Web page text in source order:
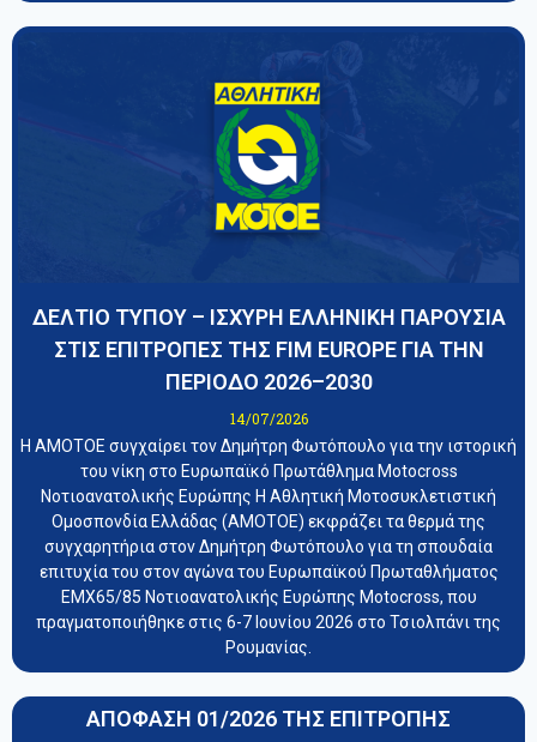
ΔΕΛΤΙΟ ΤΥΠΟΥ – ΙΣΧΥΡΗ ΕΛΛΗΝΙΚΗ ΠΑΡΟΥΣΙΑ
ΣΤΙΣ ΕΠΙΤΡΟΠΕΣ ΤΗΣ FIM EUROPE ΓΙΑ ΤΗΝ
ΠΕΡΙΟΔΟ 2026–2030
14/07/2026
Η ΑΜΟΤΟΕ συγχαίρει τον Δημήτρη Φωτόπουλο για την ιστορική
του νίκη στο Ευρωπαϊκό Πρωτάθλημα Motocross
Νοτιοανατολικής Ευρώπης Η Αθλητική Μοτοσυκλετιστική
Ομοσπονδία Ελλάδας (ΑΜΟΤΟΕ) εκφράζει τα θερμά της
συγχαρητήρια στον Δημήτρη Φωτόπουλο για τη σπουδαία
επιτυχία του στον αγώνα του Ευρωπαϊκού Πρωταθλήματος
EMX65/85 Νοτιοανατολικής Ευρώπης Motocross, που
πραγματοποιήθηκε στις 6-7 Ιουνίου 2026 στο Τσιολπάνι της
Ρουμανίας.
ΑΠΟΦΑΣΗ 01/2026 ΤΗΣ ΕΠΙΤΡΟΠΗΣ